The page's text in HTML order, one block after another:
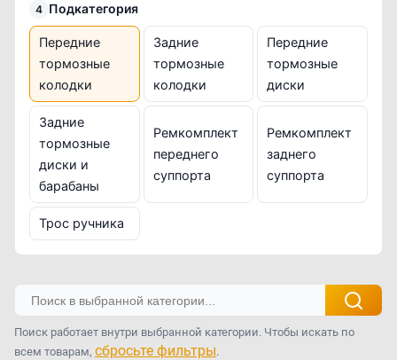
4 Подкатегория
Передние
тормозные
колодки
Задние
тормозные
колодки
Передние
тормозные
диски
Задние
тормозные
диски и
барабаны
Ремкомплект
переднего
суппорта
Ремкомплект
заднего
суппорта
Трос ручника
Поиск работает внутри выбранной категории. Чтобы искать по
всем товарам, сбросьте фильтры.